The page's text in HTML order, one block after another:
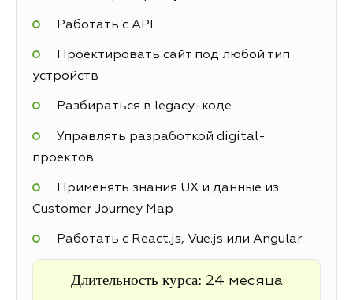
Работать с API
Проектировать сайт под любой тип
устройств
Разбираться в legacy-коде
Управлять разработкой digital-
проектов
Применять знания UX и данные из
Customer Journey Map
Работать с React.js, Vue.js или Angular
Длительность курса: 24 месяца